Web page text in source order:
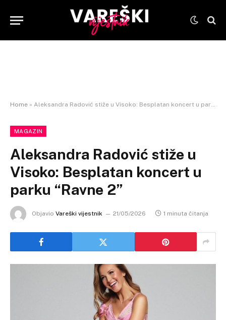
Home » Aleksandra Radović stiže u Visoko: Besplatan koncert u parku “Ravne 2”
MAGAZIN
Aleksandra Radović stiže u
Visoko: Besplatan koncert u
parku “Ravne 2”
Objavio Vareški vijestnik 21/05/2026 1 minuta čitanja